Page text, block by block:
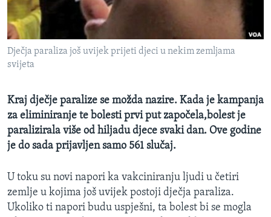
MAGAZIN
O GLASU AMERIKE
Learning English
PRATITE NAS
Dječja paraliza još uvijek prijeti djeci u nekim zemljama
svijeta
Kraj dječje paralize se možda nazire. Kada je kampanja
za eliminiranje te bolesti prvi put započela,bolest je
paralizirala više od hiljadu djece svaki dan. Ove godine
je do sada prijavljen samo 561 slučaj.
U toku su novi napori ka vakciniranju ljudi u četiri
zemlje u kojima još uvijek postoji dječja paraliza.
Ukoliko ti napori budu uspješni, ta bolest bi se mogla